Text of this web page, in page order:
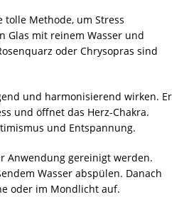
tolle Methode, um Stress
Glas mit reinem Wasser und
oder Chrysopras sind
und harmonisierend wirken. Er
und öffnet das Herz-Chakra.
und Entspannung.
Anwendung gereinigt werden.
Wasser abspülen. Danach
oder im Mondlicht auf.